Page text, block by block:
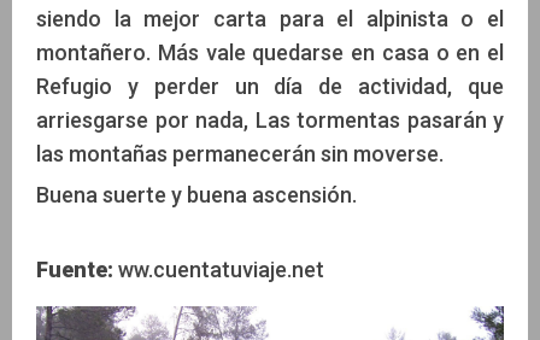
siendo la mejor carta para el alpinista o el
montañero. Más vale quedarse en casa o en el
Refugio y perder un día de actividad, que
arriesgarse por nada, Las tormentas pasarán y
las montañas permanecerán sin moverse.
Buena suerte y buena ascensión.
Fuente: ww.cuentatuviaje.net